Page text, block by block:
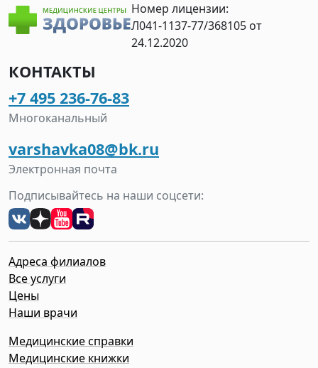
Номер лицензии:
Л041-1137-77/368105 от
24.12.2020
Адреса филиалов
Все услуги
Цены
Наши врачи
Медицинские справки
Медицинские книжки
КОНТАКТЫ
+7 495 236-76-83
Многоканальный
varshavka08@bk.ru
Электронная почта
Подписывайтесь на наши соцсети: